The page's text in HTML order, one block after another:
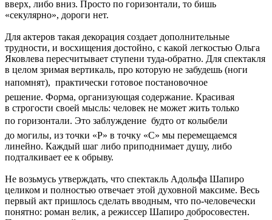
вверх, либо вниз. Просто по горизонтали, то бишь
«секулярно», дороги нет.
Для актеров такая декорация создает дополнительные
трудности, и восхищения достойно, с какой легкостью Ольга
Яковлева пересчитывает ступени туда-обратно. Для спектакля
в целом зримая вертикаль, про которую не забудешь (ноги
напомнят),  практически готовое постановочное
решение. Форма, организующая содержание. Красивая
в строгости своей мысль: человек не может жить только
по горизонтали. Это заблуждение  будто от колыбели
до могилы, из точки «Р» в точку «С» мы перемещаемся
линейно. Каждый шаг либо приподнимает душу, либо
подталкивает ее к обрыву.
Не возьмусь утверждать, что спектакль Адольфа Шапиро
целиком и полностью отвечает этой духовной максиме. Весь
первый акт пришлось сделать вводным, что по-человечески
понятно: роман велик, а режиссер Шапиро добросовестен.